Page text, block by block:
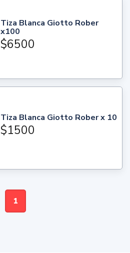
Tiza Blanca Giotto Rober
x100
$6500
Tiza Blanca Giotto Rober x 10
$1500
1